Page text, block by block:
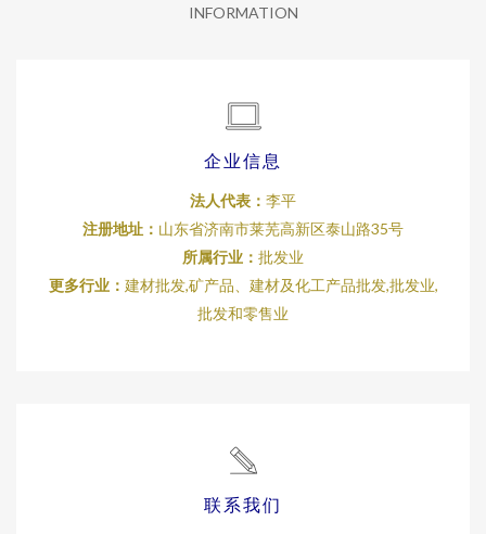
INFORMATION
企业信息
法人代表： 李平
注册地址： 山东省济南市莱芜高新区泰山路35号
所属行业： 批发业
更多行业： 建材批发,矿产品、建材及化工产品批发,批发业,
批发和零售业
联系我们